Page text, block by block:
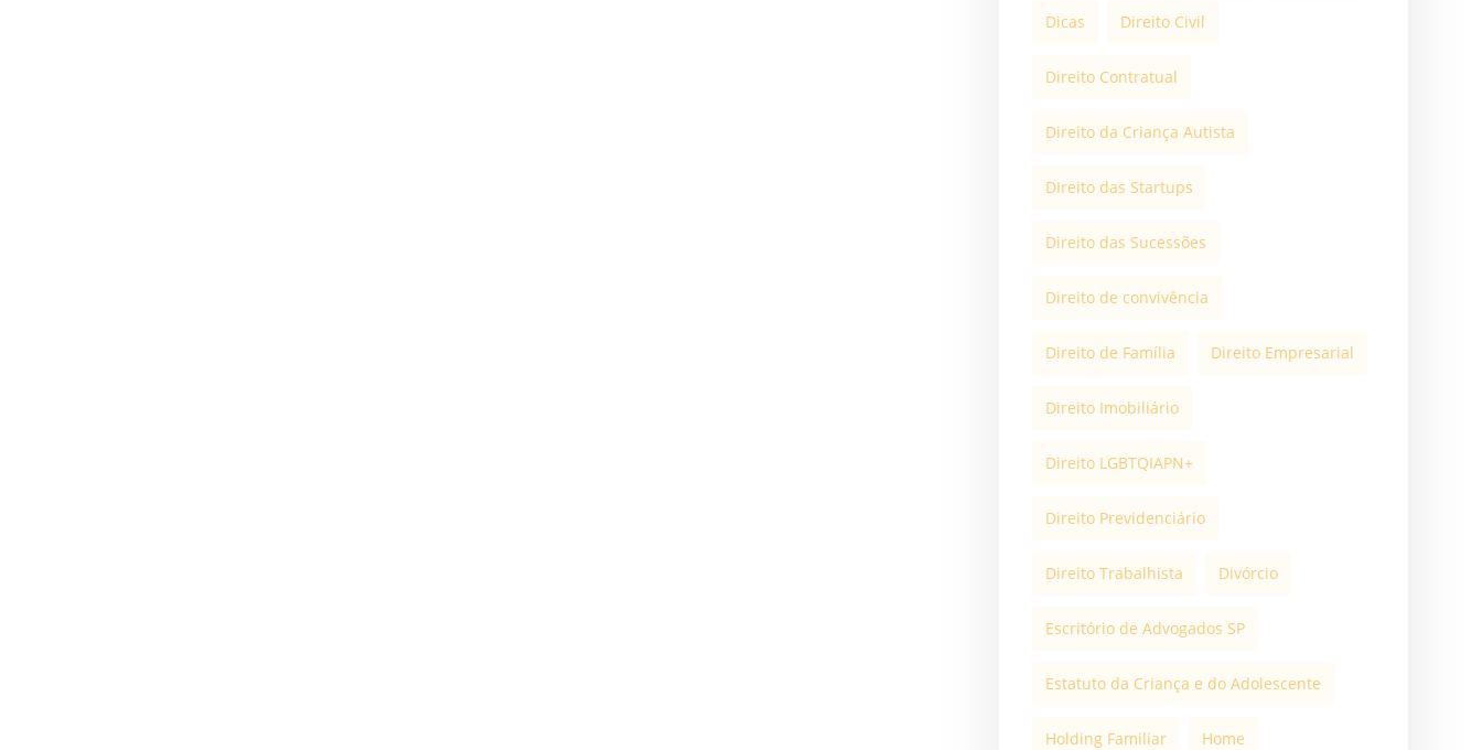
Dicas Direito Civil
Direito Contratual
Direito da Criança Autista
DIreito das Startups
Direito das Sucessões
Direito de convivência
Direito de Família Direito Empresarial
Direito Imobiliário
Direito LGBTQIAPN+
Direito Previdenciário
Direito Trabalhista Divórcio
Escritório de Advogados SP
Estatuto da Criança e do Adolescente
Holding Familiar Home